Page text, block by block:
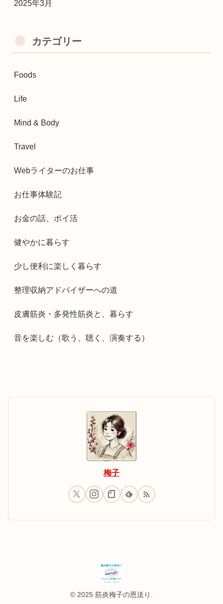
2025年3月
カテゴリー
Foods
Life
Mind & Body
Travel
Webライターのお仕事
お仕事体験記
お金の話、ポイ活
健やかに暮らす
少し便利に楽しく暮らす
整理収納アドバイザーへの道
皮膚筋炎・多発性筋炎と、暮らす
音を楽しむ（歌う、聴く、演奏する）
梅子
© 2025 筋炎梅子の恩送り.